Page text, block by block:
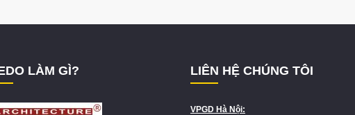
LÀM GÌ? LIÊN HỆ CHÚNG TÔI
VPGD Hà Nội: